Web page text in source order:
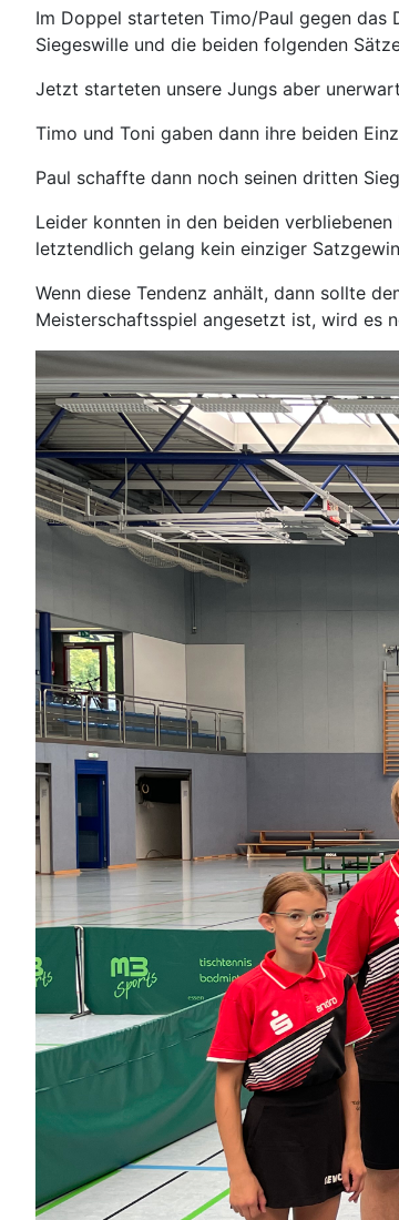
Im Doppel starteten Timo/Paul gegen das
Siegeswille und die beiden folgenden
Jetzt starteten unsere Jungs aber
Timo und Toni gaben dann ihre beiden
Paul schaffte dann noch seinen dritten
Leider konnten in den beiden
letztendlich gelang kein einziger
Wenn diese Tendenz anhält, dann sollte
Meisterschaftsspiel angesetzt ist, wird es